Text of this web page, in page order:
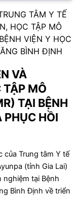
TÂM Y TẾ
HỌC TẬP MÔ
VIỆN Y HỌC
BÌNH ĐỊNH
VÀ
TẬP MÔ
TẠI BỆNH
PHỤC HỒI
của Trung tâm Y tế
(tỉnh Gia Lai)
tại Bệnh
Bình Định về triển